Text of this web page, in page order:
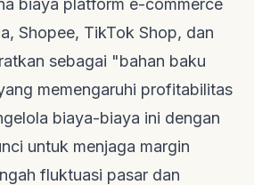
Shopee, TikTok Shop, dan
sebagai "bahan baku
memengaruhi profitabilitas
biaya-biaya ini dengan
untuk menjaga margin
fluktuasi pasar dan